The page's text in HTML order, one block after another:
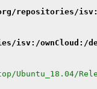
repositories/
isv:/ownCloud:/
Ubuntu_18.04/